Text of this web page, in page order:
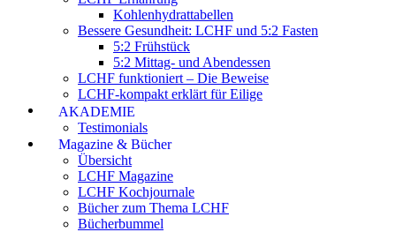
Kohlenhydrattabellen
Bessere Gesundheit: LCHF und 5:2 Fasten
5:2 Frühstück
5:2 Mittag- und Abendessen
LCHF funktioniert – Die Beweise
LCHF-kompakt erklärt für Eilige
AKADEMIE
Testimonials
Magazine & Bücher
Übersicht
LCHF Magazine
LCHF Kochjournale
Bücher zum Thema LCHF
Bücherbummel